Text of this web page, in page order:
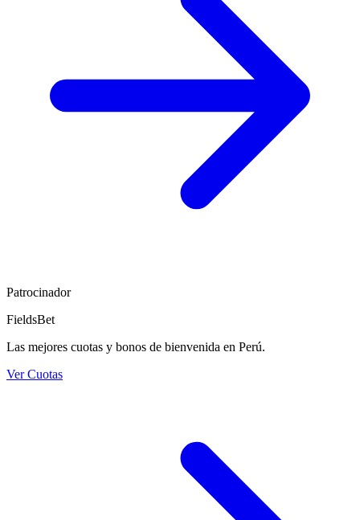
Patrocinador
FieldsBet
Las mejores cuotas y bonos de bienvenida en Perú.
Ver Cuotas